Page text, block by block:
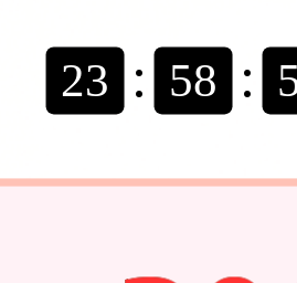
23 : 58 :
舒適日常